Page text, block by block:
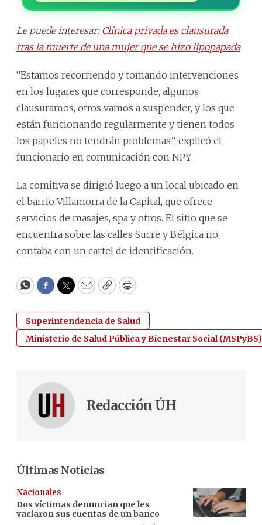
Le puede interesar: Clínica privada es clausurada
tras la muerte de una mujer que se hizo lipopapada
“Estamos recorriendo y tomando intervenciones
en los lugares que corresponde, algunos
clausuramos, otros vamos a suspender, y los que
están funcionando regularmente y tienen todos
los papeles no tendrán problemas”, explicó el
funcionario en comunicación con NPY.
La comitiva se dirigió luego a un local ubicado en
el barrio Villamorra de la Capital, que ofrece
servicios de masajes, spa y otros. El sitio que se
encuentra sobre las calles Sucre y Bélgica no
contaba con un cartel de identificación.
WhatsApp
Facebook
Twitter
EmailCopyPrint
Superintendencia de Salud
Ministerio de Salud Pública y Bienestar Social (MSPyBS)
Redacción ÚH
Últimas Noticias
Nacionales
Dos víctimas denuncian que les
vaciaron sus cuentas de un banco